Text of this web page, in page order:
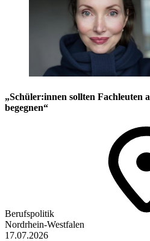
„Schüler:innen sollten Fachleuten
begegnen“
Berufspolitik
Nordrhein-Westfalen
17.07.2026